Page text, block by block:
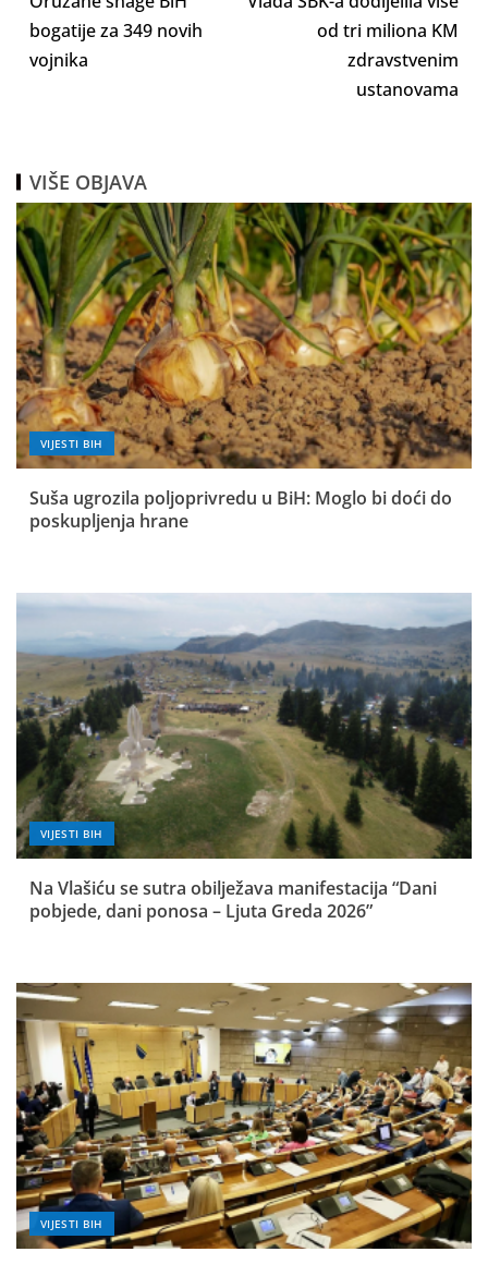
bogatije za 349 novih
vojnika
od tri miliona KM
zdravstvenim
ustanovama
VIŠE OBJAVA
VIJESTI BIH
Suša ugrozila poljoprivredu u BiH: Moglo bi doći do
poskupljenja hrane
VIJESTI BIH
Na Vlašiću se sutra obilježava manifestacija “Dani
pobjede, dani ponosa – Ljuta Greda 2026”
VIJESTI BIH